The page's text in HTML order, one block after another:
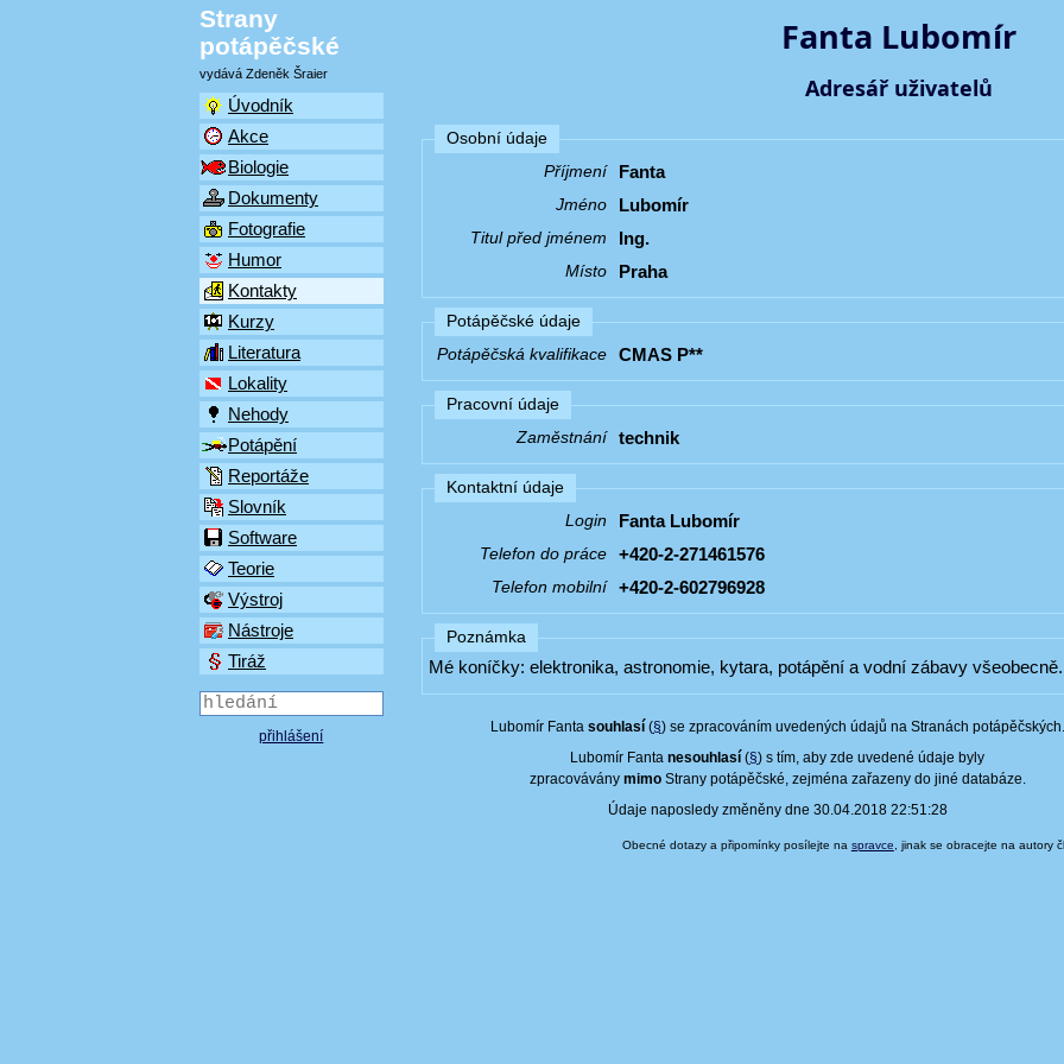
Strany
potápěčské
vydává Zdeněk Šraier
Úvodník
Akce
Biologie
Dokumenty
Fotografie
Humor
Kontakty
Kurzy
Literatura
Lokality
Nehody
Potápění
Reportáže
Slovník
Software
Teorie
Výstroj
Nástroje
Tiráž
přihlášení
Fanta Lubomír
Adresář uživatelů
Osobní údaje
Příjmení
Fanta
Jméno Lubomír
Titul před jménem Ing.
Místo Praha
Potápěčské údaje
Potápěčská kvalifikace
CMAS P**
Pracovní údaje
Zaměstnání
technik
Kontaktní údaje
Login
Fanta Lubomír
Telefon do práce +420-2-271461576
Telefon mobilní +420-2-602796928
Poznámka
Mé koníčky: elektronika, astronomie, kytara, potápění a vodní zábavy všeobecně.
Lubomír Fanta souhlasí(§) se zpracováním uvedených údajů na Stranách potápěčských.
Lubomír Fantanesouhlasí (§) s tím, aby zde uvedené údaje byly
zpracovávány mimoStrany potápěčské, zejména zařazeny do jiné databáze.
Údaje naposledy změněny dne 30.04.2018 22:51:28
Obecné dotazy a připomínky posílejte na spravce , jinak se obracejte na autory